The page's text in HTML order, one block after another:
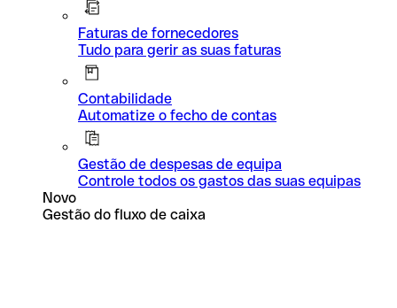
Faturas de fornecedores
Tudo para gerir as suas faturas
Contabilidade
Automatize o fecho de contas
Gestão de despesas de equipa
Controle todos os gastos das suas equipas
Novo
Gestão do fluxo de caixa